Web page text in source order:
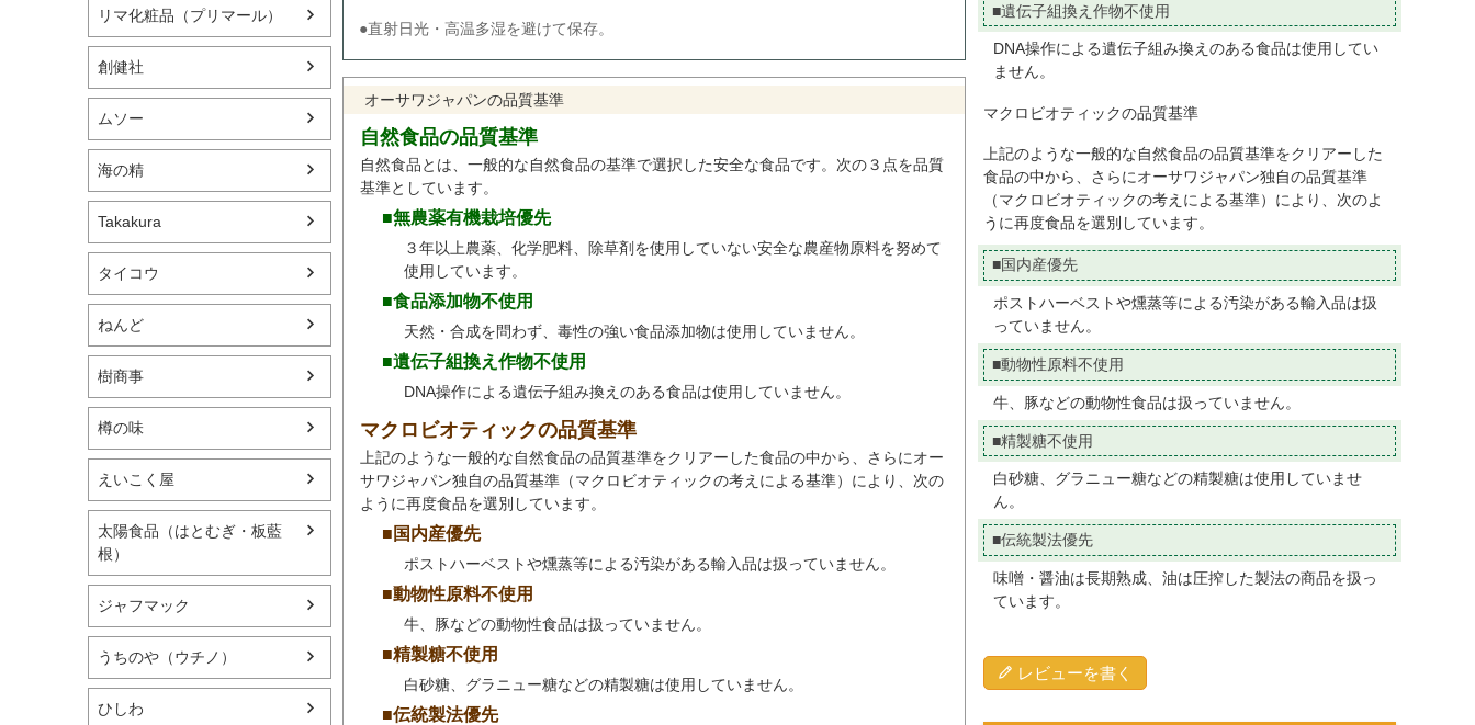
リマ化粧品（プリマール）
創健社
ムソー
海の精
Takakura
タイコウ
ねんど
樹商事
樽の味
えいこく屋
太陽食品（はとむぎ・板藍
根）
ジャフマック
うちのや（ウチノ）
ひしわ
●直射日光・高温多湿を避けて保存。
オーサワジャパンの品質基準
自然食品の品質基準
自然食品とは、一般的な自然食品の基準で選択した安全な食品です。次の３点を品質
基準としています。
■無農薬有機栽培優先
３年以上農薬、化学肥料、除草剤を使用していない安全な農産物原料を努めて
使用しています。
■食品添加物不使用
天然・合成を問わず、毒性の強い食品添加物は使用していません。
■遺伝子組換え作物不使用
DNA操作による遺伝子組み換えのある食品は使用していません。
マクロビオティックの品質基準
上記のような一般的な自然食品の品質基準をクリアーした食品の中から、さらにオー
サワジャパン独自の品質基準（マクロビオティックの考えによる基準）により、次の
ように再度食品を選別しています。
■国内産優先
ポストハーベストや燻蒸等による汚染がある輸入品は扱っていません。
■動物性原料不使用
牛、豚などの動物性食品は扱っていません。
■精製糖不使用
白砂糖、グラニュー糖などの精製糖は使用していません。
■伝統製法優先
■遺伝子組換え作物不使用
DNA操作による遺伝子組み換えのある食品は使用してい
ません。
マクロビオティックの品質基準
上記のような一般的な自然食品の品質基準をクリアーした
食品の中から、さらにオーサワジャパン独自の品質基準
（マクロビオティックの考えによる基準）により、次のよ
うに再度食品を選別しています。
■国内産優先
ポストハーベストや燻蒸等による汚染がある輸入品は扱
っていません。
■動物性原料不使用
牛、豚などの動物性食品は扱っていません。
■精製糖不使用
白砂糖、グラニュー糖などの精製糖は使用していませ
ん。
■伝統製法優先
味噌・醤油は長期熟成、油は圧搾した製法の商品を扱っ
ています。
レビューを書く